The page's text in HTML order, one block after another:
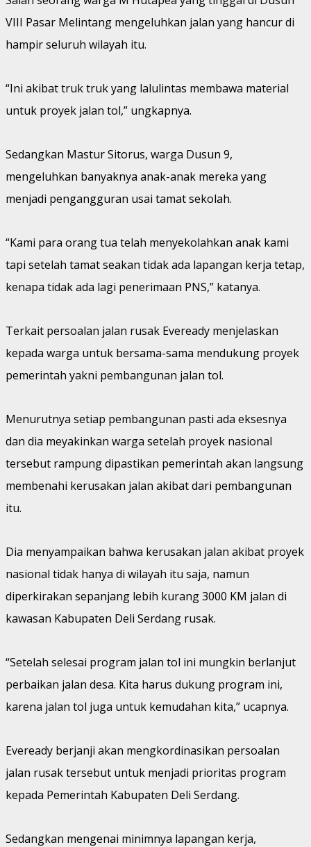
VIII Pasar Melintang mengeluhkan jalan yang hancur di
hampir seluruh wilayah itu.
“Ini akibat truk truk yang lalulintas membawa material
untuk proyek jalan tol,” ungkapnya.
Sedangkan Mastur Sitorus, warga Dusun 9,
mengeluhkan banyaknya anak-anak mereka yang
menjadi pengangguran usai tamat sekolah.
“Kami para orang tua telah menyekolahkan anak kami
tapi setelah tamat seakan tidak ada lapangan kerja tetap,
kenapa tidak ada lagi penerimaan PNS,” katanya.
Terkait persoalan jalan rusak Eveready menjelaskan
kepada warga untuk bersama-sama mendukung proyek
pemerintah yakni pembangunan jalan tol.
Menurutnya setiap pembangunan pasti ada eksesnya
dan dia meyakinkan warga setelah proyek nasional
tersebut rampung dipastikan pemerintah akan langsung
membenahi kerusakan jalan akibat dari pembangunan
itu.
Dia menyampaikan bahwa kerusakan jalan akibat proyek
nasional tidak hanya di wilayah itu saja, namun
diperkirakan sepanjang lebih kurang 3000 KM jalan di
kawasan Kabupaten Deli Serdang rusak.
“Setelah selesai program jalan tol ini mungkin berlanjut
perbaikan jalan desa. Kita harus dukung program ini,
karena jalan tol juga untuk kemudahan kita,” ucapnya.
Eveready berjanji akan mengkordinasikan persoalan
jalan rusak tersebut untuk menjadi prioritas program
kepada Pemerintah Kabupaten Deli Serdang.
Sedangkan mengenai minimnya lapangan kerja,